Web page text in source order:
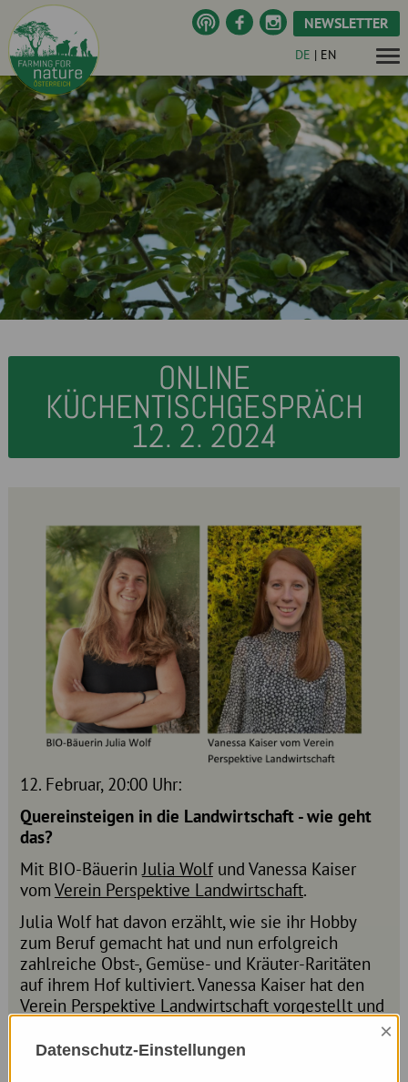
NEWSLETTER
DE | EN
ONLINE
KÜCHENTISCHGESPRÄCH
12. 2. 2024
12. Februar, 20:00 Uhr:
Quereinsteigen in die Landwirtschaft - wie geht
das?
Mit BIO-BäuerinJulia Wolfund Vanessa Kaiser
vom Verein Perspektive Landwirtschaft.
Julia Wolf hat davon erzählt, wie sie ihr Hobby
zum Beruf gemacht hat und nun erfolgreich
zahlreiche Obst-, Gemüse- und Kräuter-Raritäten
auf ihrem Hof kultiviert. Vanessa Kaiser hat den
Verein Perspektive Landwirtschaft vorgestellt und
Landwirtschaft aufgezeigt. Gemeinsam mit allen
Datenschutz-Einstellungen
×